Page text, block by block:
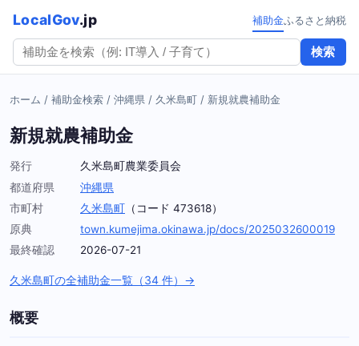
LocalGov.jp
検索
補助金ふるさと納税
ホーム / 補助金検索 / 沖縄県 / 久米島町 / 新規就農補助金
新規就農補助金
発行
久米島町農業委員会
都道府県
沖縄県
市町村
久米島町 （コード 473618）
原典
town.kumejima.okinawa.jp/docs/2025032600019
最終確認
2026-07-21
久米島町の全補助金一覧（34 件）→
概要